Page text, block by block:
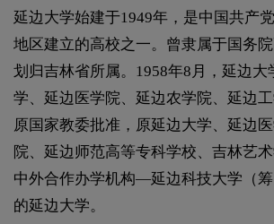
延边大学始建于1949年，是中国共产
地区建立的高校之一。曾隶属于国务
划归吉林省所属。1958年8月，延边大
学、延边医学院、延边农学院、延边
原国家教委批准，原延边大学、延边
院、延边师范高等专科学校、吉林艺
中外合作办学机构—延边科技大学（
的延边大学。